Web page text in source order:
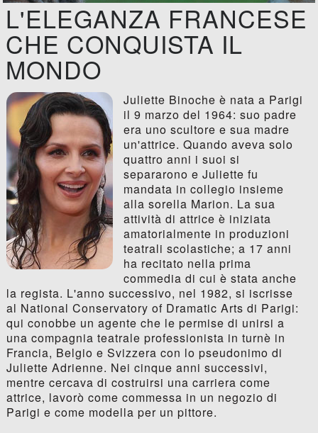
L'ELEGANZA FRANCESE
CHE CONQUISTA IL
MONDO
Juliette Binoche è nata a Parigi
il 9 marzo del 1964: suo padre
era uno scultore e sua madre
un'attrice. Quando aveva solo
quattro anni i suoi si
separarono e Juliette fu
mandata in collegio insieme
alla sorella Marion. La sua
attività di attrice è iniziata
amatorialmente in produzioni
teatrali scolastiche; a 17 anni
ha recitato nella prima
commedia di cui è stata anche
la regista. L'anno successivo, nel 1982, si iscrisse
al National Conservatory of Dramatic Arts di Parigi:
qui conobbe un agente che le permise di unirsi a
una compagnia teatrale professionista in turnè in
Francia, Belgio e Svizzera con lo pseudonimo di
Juliette Adrienne. Nei cinque anni successivi,
mentre cercava di costruirsi una carriera come
attrice, lavorò come commessa in un negozio di
Parigi e come modella per un pittore.